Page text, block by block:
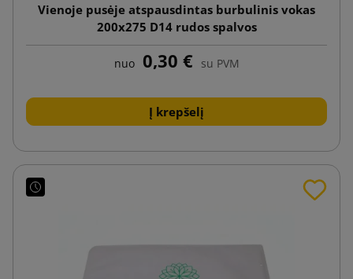
Vienoje pusėje atspausdintas burbulinis vokas
200x275 D14 rudos spalvos
nuo 0,30 € su PVM
Į krepšelį